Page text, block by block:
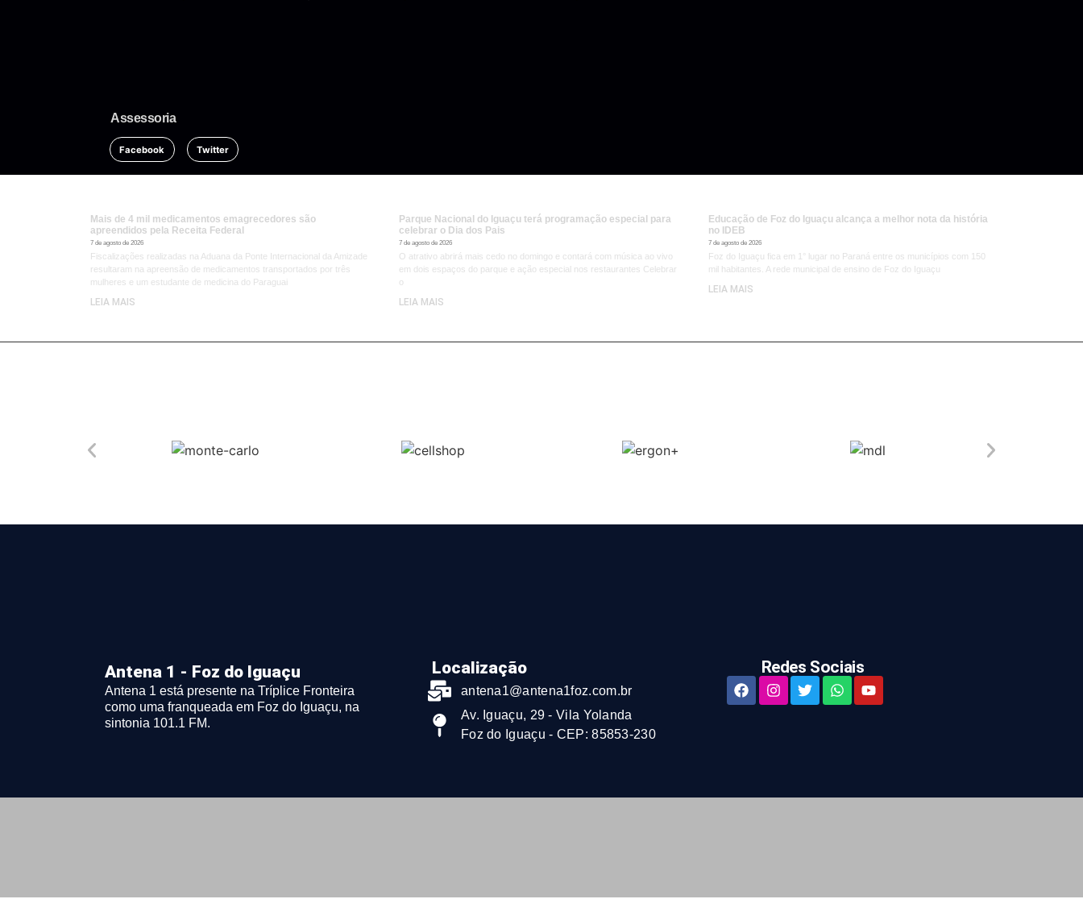
Assessoria
Facebook Twitter
Mais de 4 mil medicamentos emagrecedores são
apreendidos pela Receita Federal
7 de agosto de 2026
Fiscalizações realizadas na Aduana da Ponte Internacional da Amizade
resultaram na apreensão de medicamentos transportados por três
mulheres e um estudante de medicina do Paraguai
LEIA MAIS
Parque Nacional do Iguaçu terá programação especial para
celebrar o Dia dos Pais
7 de agosto de 2026
O atrativo abrirá mais cedo no domingo e contará com música ao vivo
em dois espaços do parque e ação especial nos restaurantes Celebrar
o
LEIA MAIS
Educação de Foz do Iguaçu alcança a melhor nota da história
no IDEB
7 de agosto de 2026
Foz do Iguaçu fica em 1° lugar no Paraná entre os municípios com 150
mil habitantes. A rede municipal de ensino de Foz do Iguaçu
LEIA MAIS
Antena 1 - Foz do Iguaçu
Antena 1 está presente na Tríplice Fronteira
como uma franqueada em Foz do Iguaçu, na
sintonia 101.1 FM.
Localização
antena1@antena1foz.com.br
Av. Iguaçu, 29 - Vila Yolanda
Foz do Iguaçu - CEP: 85853-230
Redes Sociais